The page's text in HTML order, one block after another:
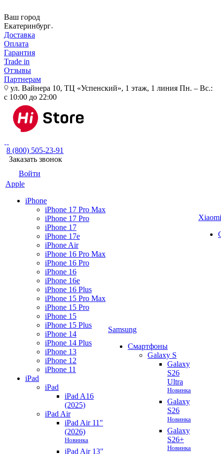
Ваш город
Екатеринбург
Доставка
Оплата
Гарантия
Trade in
Отзывы
Партнерам
ул. Вайнера 10, ТЦ «Успенский», 1 этаж, 1 линия Пн. – Вс.:
с 10:00 до 22:00
8 (800) 505-23-91
Заказать звонок
Войти
Apple
iPhone
iPhone 17 Pro Max
iPhone 17 Pro
iPhone 17
iPhone 17e
iPhone Air
iPhone 16 Pro Max
iPhone 16 Pro
iPhone 16
iPhone 16e
iPhone 16 Plus
iPhone 15 Pro Max
iPhone 15 Pro
iPhone 15
iPhone 15 Plus
iPhone 14
iPhone 14 Plus
iPhone 13
iPhone 12
iPhone 11
iPad
iPad
iPad A16
(2025)
iPad Air
iPad Air 11"
(2026)
Новинка
iPad Air 13"
Samsung
Смартфоны
Galaxy S
Galaxy
S26
Ultra
Новинка
Galaxy
S26
Новинка
Galaxy
S26+
Новинка
Xiaomi